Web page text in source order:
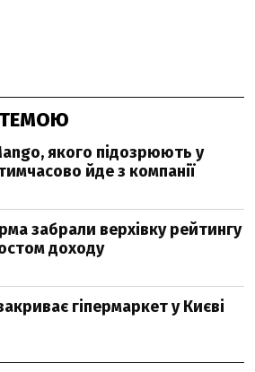
ТЕМОЮ
якого підозрюють у
йде з компанії
забрали верхівку рейтингу
доходу
гіпермаркет у Києві